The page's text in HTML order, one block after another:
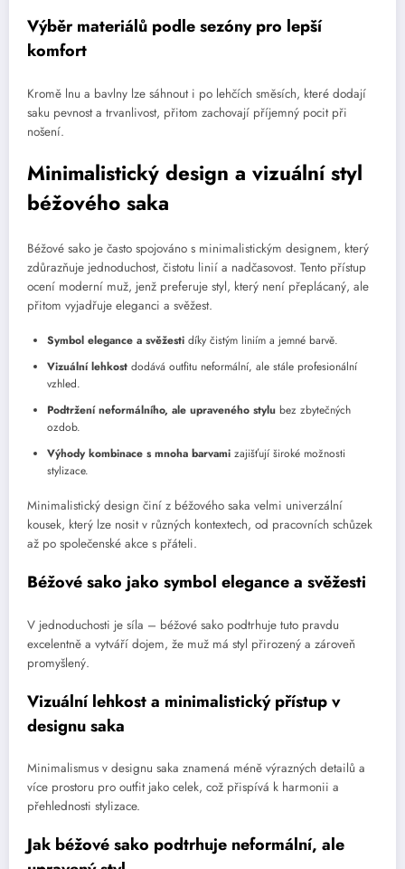
Výběr materiálů podle sezóny pro lepší
komfort
Kromě lnu a bavlny lze sáhnout i po lehčích směsích, které dodají
saku pevnost a trvanlivost, přitom zachovají příjemný pocit při
nošení.
Minimalistický design a vizuální styl
béžového saka
Béžové sako je často spojováno s minimalistickým designem, který
zdůrazňuje jednoduchost, čistotu linií a nadčasovost. Tento přístup
ocení moderní muž, jenž preferuje styl, který není přeplácaný, ale
přitom vyjadřuje eleganci a svěžest.
Symbol elegance a svěžesti díky čistým liniím a jemné barvě.
Vizuální lehkost dodává outfitu neformální, ale stále profesionální
vzhled.
Podtržení neformálního, ale upraveného stylu bez zbytečných
ozdob.
Výhody kombinace s mnoha barvami zajišťují široké možnosti
stylizace.
Minimalistický design činí z béžového saka velmi univerzální
kousek, který lze nosit v různých kontextech, od pracovních schůzek
až po společenské akce s přáteli.
Béžové sako jako symbol elegance a svěžesti
V jednoduchosti je síla – béžové sako podtrhuje tuto pravdu
excelentně a vytváří dojem, že muž má styl přirozený a zároveň
promyšlený.
Vizuální lehkost a minimalistický přístup v
designu saka
Minimalismus v designu saka znamená méně výrazných detailů a
více prostoru pro outfit jako celek, což přispívá k harmonii a
přehlednosti stylizace.
Jak béžové sako podtrhuje neformální, ale